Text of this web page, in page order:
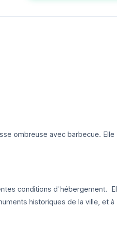
ombreuse avec barbecue. Elle
conditions d'hébergement.
historiques de la ville, et à